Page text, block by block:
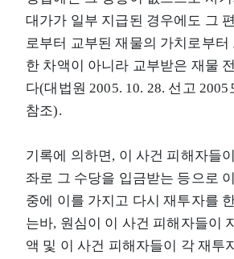
대가가 일부 지급된 경우에도 그
로부터 교부된 재물의 가치로부터
한 차액이 아니라 교부받은 재물
다(대법원 2005. 10. 28. 선고 2005
참조).
기록에 의하면, 이 사건 피해자들
좌로 그 수당을 입금받는 등으로
중에 이를 가지고 다시 재투자를
는바, 원심이 이 사건 피해자들이
액 및 이 사건 피해자들이 각 재투